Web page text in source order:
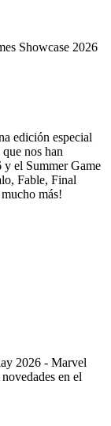
Showcase 2026
edición especial
nos han
y el Summer Game
Fable, Final
más!
2026 - Marvel
en el